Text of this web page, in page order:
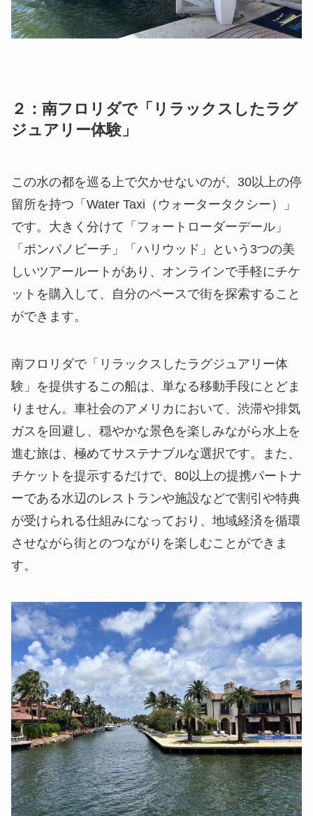
２：南フロリダで「リラックスしたラグ
ジュアリー体験」
この水の都を巡る上で欠かせないのが、30以上の停
留所を持つ「Water Taxi（ウォータータクシー）」
です。大きく分けて「フォートローダーデール」
「ポンパノビーチ」「ハリウッド」という3つの美
しいツアールートがあり、オンラインで手軽にチケ
ットを購入して、自分のペースで街を探索すること
ができます。
南フロリダで「リラックスしたラグジュアリー体
験」を提供するこの船は、単なる移動手段にとどま
りません。車社会のアメリカにおいて、渋滞や排気
ガスを回避し、穏やかな景色を楽しみながら水上を
進む旅は、極めてサステナブルな選択です。また、
チケットを提示するだけで、80以上の提携パートナ
ーである水辺のレストランや施設などで割引や特典
が受けられる仕組みになっており、地域経済を循環
させながら街とのつながりを楽しむことができま
す。